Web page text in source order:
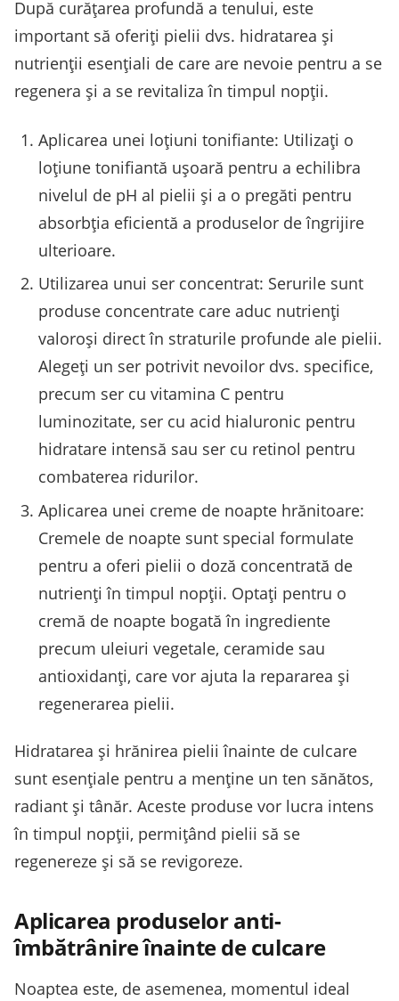
După curățarea profundă a tenului, este
important să oferiți pielii dvs. hidratarea și
nutrienții esențiali de care are nevoie pentru a se
regenera și a se revitaliza în timpul nopții.
Aplicarea unei loțiuni tonifiante: Utilizați o
loțiune tonifiantă ușoară pentru a echilibra
nivelul de pH al pielii și a o pregăti pentru
absorbția eficientă a produselor de îngrijire
ulterioare.
Utilizarea unui ser concentrat: Serurile sunt
produse concentrate care aduc nutrienți
valoroși direct în straturile profunde ale pielii.
Alegeți un ser potrivit nevoilor dvs. specifice,
precum ser cu vitamina C pentru
luminozitate, ser cu acid hialuronic pentru
hidratare intensă sau ser cu retinol pentru
combaterea ridurilor.
Aplicarea unei creme de noapte hrănitoare:
Cremele de noapte sunt special formulate
pentru a oferi pielii o doză concentrată de
nutrienți în timpul nopții. Optați pentru o
cremă de noapte bogată în ingrediente
precum uleiuri vegetale, ceramide sau
antioxidanți, care vor ajuta la repararea și
regenerarea pielii.
Hidratarea și hrănirea pielii înainte de culcare
sunt esențiale pentru a menține un ten sănătos,
radiant și tânăr. Aceste produse vor lucra intens
în timpul nopții, permițând pielii să se
regenereze și să se revigoreze.
Aplicarea produselor anti-
îmbătrânire înainte de culcare
Noaptea este, de asemenea, momentul ideal